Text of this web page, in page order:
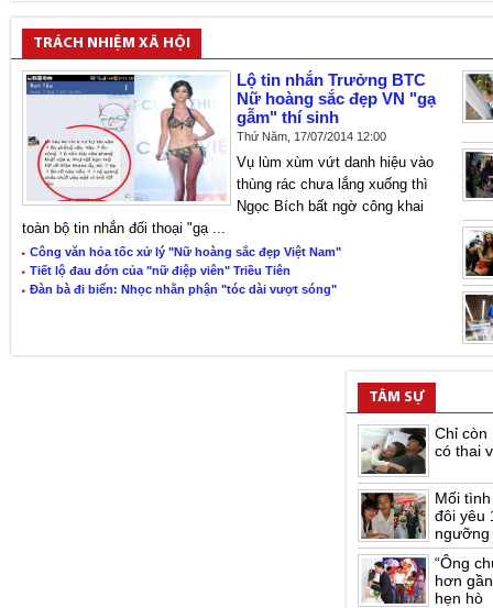
TRÁCH NHIỆM XÃ HỘI
Lộ tin nhắn Trưởng BTC
Nữ hoàng sắc đẹp VN "gạ
gẫm" thí sinh
Thứ Năm, 17/07/2014 12:00
Vụ lùm xùm vứt danh hiệu vào
thùng rác chưa lắng xuống thì
Ngọc Bích bất ngờ công khai
toàn bộ tin nhắn đối thoại "gạ ...
Công văn hỏa tốc xử lý "Nữ hoàng sắc đẹp Việt Nam"
Tiết lộ đau đớn của "nữ điệp viên" Triều Tiên
Đàn bà đi biển: Nhọc nhằn phận "tóc dài vượt sóng"
TÂM SỰ
Chỉ còn
có thai
Mối
đôi yêu
ngưỡng
“Ông
hơn
hẹn hò